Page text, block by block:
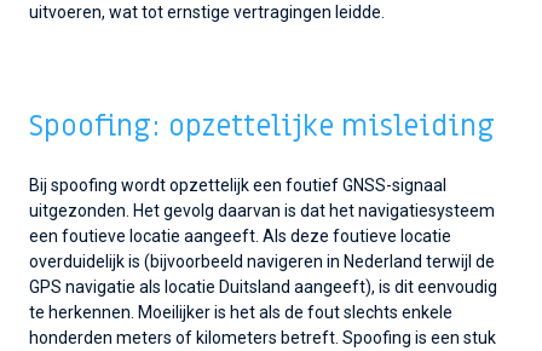
uitvoeren, wat tot ernstige vertragingen leidde.
Spoofing: opzettelijke misleiding
Bij spoofing wordt opzettelijk een foutief GNSS-signaal
uitgezonden. Het gevolg daarvan is dat het navigatiesysteem
een foutieve locatie aangeeft. Als deze foutieve locatie
overduidelijk is (bijvoorbeeld navigeren in Nederland terwijl de
GPS navigatie als locatie Duitsland aangeeft), is dit eenvoudig
te herkennen. Moeilijker is het als de fout slechts enkele
honderden meters of kilometers betreft. Spoofing is een stuk